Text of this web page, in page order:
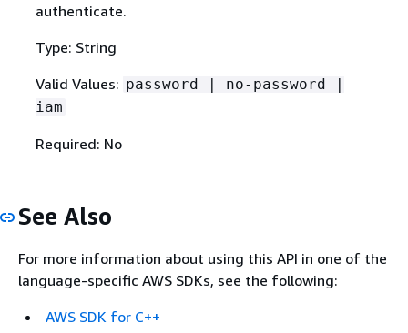
authenticate.
Type: String
Valid Values: password | no-password |
iam
Required: No
See Also
For more information about using this API in one of the
language-specific AWS SDKs, see the following:
AWS SDK for C++